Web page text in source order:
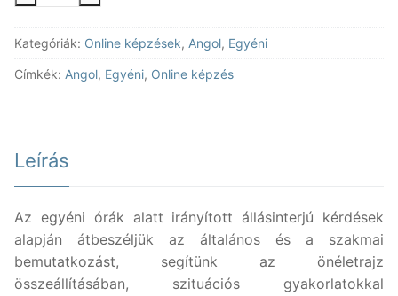
online
-
Kategóriák: Online képzések, Angol, Egyéni
Címkék: Angol, Egyéni, Online képzés
Leírás
Az egyéni órák alatt irányított állásinterjú kérdések
alapján átbeszéljük az általános és a szakmai
bemutatkozást, segítünk az önéletrajz
összeállításában, szituációs gyakorlatokkal